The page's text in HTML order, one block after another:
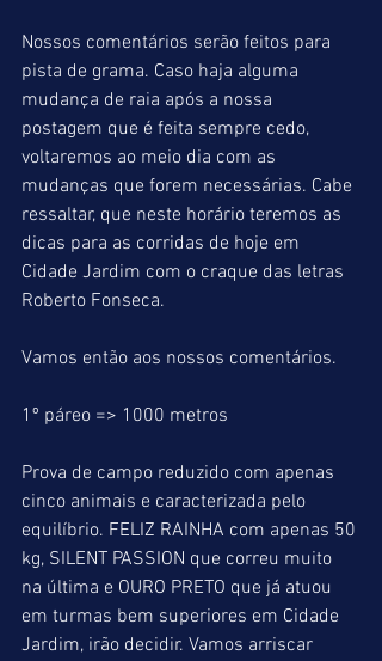
Nossos comentários serão feitos para
pista de grama. Caso haja alguma
mudança de raia após a nossa
postagem que é feita sempre cedo,
voltaremos ao meio dia com as
mudanças que forem necessárias. Cabe
ressaltar, que neste horário teremos as
dicas para as corridas de hoje em
Cidade Jardim com o craque das letras
Roberto Fonseca.
Vamos então aos nossos comentários.
1º páreo => 1000 metros
Prova de campo reduzido com apenas
cinco animais e caracterizada pelo
equilíbrio. FELIZ RAINHA com apenas 50
kg, SILENT PASSION que correu muito
na última e OURO PRETO que já atuou
em turmas bem superiores em Cidade
Jardim, irão decidir. Vamos arriscar